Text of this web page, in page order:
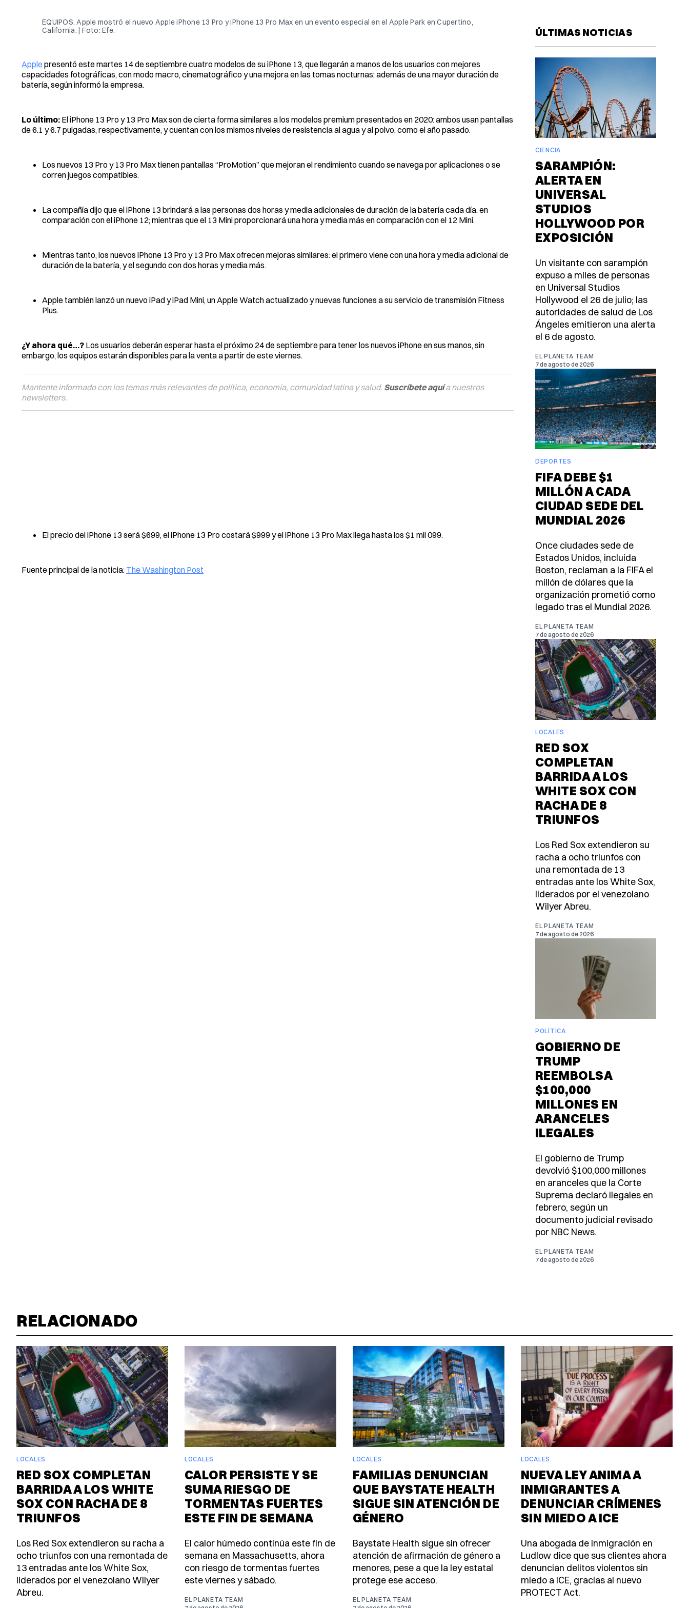
EQUIPOS. Apple mostró el nuevo Apple iPhone 13 Pro y iPhone 13 Pro Max en un evento especial en el Apple Park en Cupertino,
California. | Foto: Efe.
Applepresentó este martes 14 de septiembre cuatro modelos de su iPhone 13, que llegarán a manos de los usuarios con mejores
capacidades fotográficas, con modo macro, cinematográfico y una mejora en las tomas nocturnas; además de una mayor duración de
batería, según informó la empresa.
Lo último: El iPhone 13 Pro y 13 Pro Max son de cierta forma similares a los modelos premium presentados en 2020: ambos usan pantallas
de 6.1 y 6.7 pulgadas, respectivamente, y cuentan con los mismos niveles de resistencia al agua y al polvo, como el año pasado.
Los nuevos 13 Pro y 13 Pro Max tienen pantallas “ProMotion” que mejoran el rendimiento cuando se navega por aplicaciones o se
corren juegos compatibles.
La compañía dijo que el iPhone 13 brindará a las personas dos horas y media adicionales de duración de la batería cada día, en
comparación con el iPhone 12; mientras que el 13 Mini proporcionará una hora y media más en comparación con el 12 Mini.
Mientras tanto, los nuevos iPhone 13 Pro y 13 Pro Max ofrecen mejoras similares: el primero viene con una hora y media adicional de
duración de la batería, y el segundo con dos horas y media más.
Apple también lanzó un nuevo iPad y iPad Mini, un Apple Watch actualizado y nuevas funciones a su servicio de transmisión Fitness
Plus.
¿Y ahora qué…? Los usuarios deberán esperar hasta el próximo 24 de septiembre para tener los nuevos iPhone en sus manos, sin
embargo, los equipos estarán disponibles para la venta a partir de este viernes.
Mantente informado con los temas más relevantes de política, economía, comunidad latina y salud. Suscríbete aquía nuestros
newsletters.
El precio del iPhone 13 será $699, el iPhone 13 Pro costará $999 y el iPhone 13 Pro Max llega hasta los $1 mil 099.
Fuente principal de la noticia: The Washington Post
ÚLTIMAS NOTICIAS
CIENCIA
SARAMPIÓN:
ALERTA EN
UNIVERSAL
STUDIOS
HOLLYWOOD POR
EXPOSICIÓN
Un visitante con sarampión
expuso a miles de personas
en Universal Studios
Hollywood el 26 de julio; las
autoridades de salud de Los
Ángeles emitieron una alerta
el 6 de agosto.
EL PLANETA TEAM
7 de agosto de 2026
DEPORTES
FIFA DEBE $1
MILLÓN A CADA
CIUDAD SEDE DEL
MUNDIAL 2026
Once ciudades sede de
Estados Unidos, incluida
Boston, reclaman a la FIFA el
millón de dólares que la
organización prometió como
legado tras el Mundial 2026.
EL PLANETA TEAM
7 de agosto de 2026
LOCALES
RED SOX
COMPLETAN
BARRIDA A LOS
WHITE SOX CON
RACHA DE 8
TRIUNFOS
Los Red Sox extendieron su
racha a ocho triunfos con
una remontada de 13
entradas ante los White Sox,
liderados por el venezolano
Wilyer Abreu.
EL PLANETA TEAM
7 de agosto de 2026
POLÍTICA
GOBIERNO DE
TRUMP
REEMBOLSA
$100,000
MILLONES EN
ARANCELES
ILEGALES
El gobierno de Trump
devolvió $100,000 millones
en aranceles que la Corte
Suprema declaró ilegales en
febrero, según un
documento judicial revisado
por NBC News.
EL PLANETA TEAM
7 de agosto de 2026
RELACIONADO
LOCALES
RED SOX COMPLETAN
BARRIDA A LOS WHITE
SOX CON RACHA DE 8
TRIUNFOS
Los Red Sox extendieron su racha a
ocho triunfos con una remontada de
13 entradas ante los White Sox,
liderados por el venezolano Wilyer
Abreu.
LOCALES
CALOR PERSISTE Y SE
SUMA RIESGO DE
TORMENTAS FUERTES
ESTE FIN DE SEMANA
El calor húmedo continúa este fin de
semana en Massachusetts, ahora
con riesgo de tormentas fuertes
este viernes y sábado.
EL PLANETA TEAM
LOCALES
FAMILIAS DENUNCIAN
QUE BAYSTATE HEALTH
SIGUE SIN ATENCIÓN DE
GÉNERO
Baystate Health sigue sin ofrecer
atención de afirmación de género a
menores, pese a que la ley estatal
protege ese acceso.
EL PLANETA TEAM
LOCALES
NUEVA LEY ANIMA A
INMIGRANTES A
DENUNCIAR CRÍMENES
SIN MIEDO A ICE
Una abogada de inmigración en
Ludlow dice que sus clientes ahora
denuncian delitos violentos sin
miedo a ICE, gracias al nuevo
PROTECT Act.